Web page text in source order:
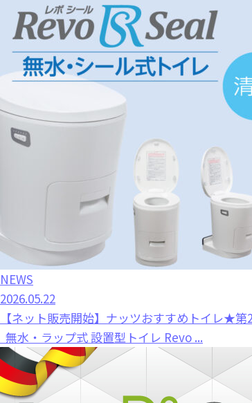
NEWS
2026.05.22
【ネット販売開始】ナッツおすすめトイレ★
無水・ラップ式 設置型トイレ Revo ...